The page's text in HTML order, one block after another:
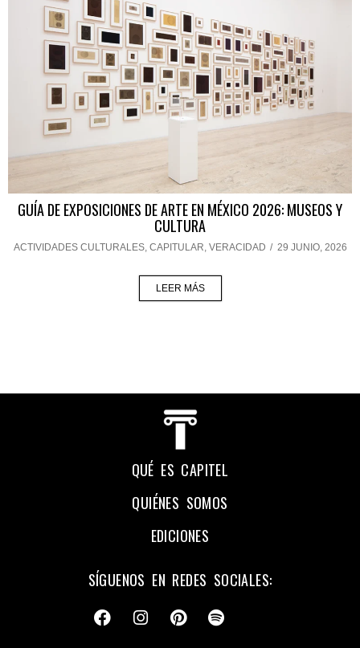
GUÍA DE EXPOSICIONES DE ARTE EN MÉXICO 2026: MUSEOS Y
CULTURA
ACTIVIDADES CULTURALES, CAPITULAR VERACIDAD / 29 JUNIO, 2026
LEER MÁS
QUÉ ES CAPITEL
QUIÉNES SOMOS
EDICIONES
SÍGUENOS EN REDES SOCIALES: